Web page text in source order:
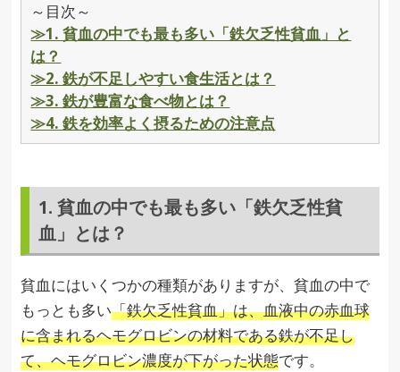
～目次～
≫1. 貧血の中でも最も多い「鉄欠乏性貧血」と
は？
≫2. 鉄が不足しやすい食生活とは？
≫3. 鉄が豊富な食べ物とは？
≫4. 鉄を効率よく摂るための注意点
1. 貧血の中でも最も多い「鉄欠乏性貧
血」とは？
貧血にはいくつかの種類がありますが、貧血の中で
もっとも多い「鉄欠乏性貧血」は、血液中の赤血球
に含まれるヘモグロビンの材料である鉄が不足し
て、ヘモグロビン濃度が下がった状態です。